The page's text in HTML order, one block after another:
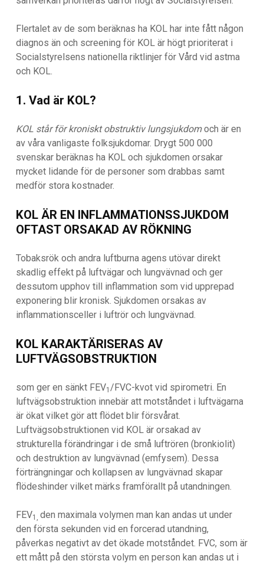
Flertalet av de som beräknas ha KOL har inte fått någon
diagnos än och screening för KOL är högt prioriterat i
Socialstyrelsens nationella riktlinjer för Vård vid astma
och KOL.
1. Vad är KOL?
KOL står för kroniskt obstruktiv lungsjukdomoch är en
av våra vanligaste folksjukdomar. Drygt 500 000
svenskar beräknas ha KOL och sjukdomen orsakar
mycket lidande för de personer som drabbas samt
medför stora kostnader.
KOL ÄR EN INFLAMMATIONSSJUKDOM
OFTAST ORSAKAD AV RÖKNING
Tobaksrök och andra luftburna agens utövar direkt
skadlig effekt på luftvägar och lungvävnad och ger
dessutom upphov till inflammation som vid upprepad
exponering blir kronisk. Sjukdomen orsakas av
inflammationsceller i luftrör och lungvävnad.
KOL KARAKTÄRISERAS AV
LUFTVÄGSOBSTRUKTION
som ger en sänkt FEV1 /FVC-kvot vid spirometri. En
luftvägsobstruktion innebär att motståndet i luftvägarna
är ökat vilket gör att flödet blir försvårat.
Luftvägsobstruktionen vid KOL är orsakad av
strukturella förändringar i de små luftrören (bronkiolit)
och destruktion av lungvävnad (emfysem). Dessa
förträngningar och kollapsen av lungvävnad skapar
flödeshinder vilket märks framförallt på utandningen.
FEV1, den maximala volymen man kan andas ut under
den första sekunden vid en forcerad utandning,
påverkas negativt av det ökade motståndet. FVC, som är
ett mått på den största volym en person kan andas ut i